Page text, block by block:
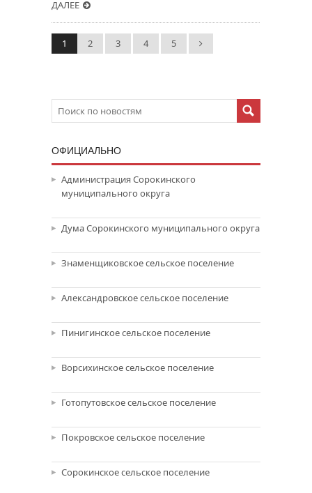
ДАЛЕЕ
1 2 3 4 5
ОФИЦИАЛЬНО
Администрация Сорокинского
муниципального округа
Дума Сорокинского муниципального округа
Знаменщиковское сельское поселение
Александровское сельское поселение
Пинигинское сельское поселение
Ворсихинское сельское поселение
Готопутовское сельское поселение
Покровское сельское поселение
Сорокинское сельское поселение